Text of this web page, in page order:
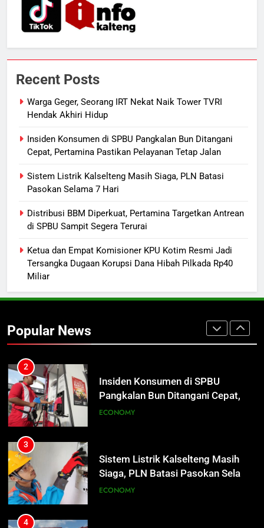
Recent Posts
Warga Geger, Seorang IRT Nekat Naik Tower TVRI
Hendak Akhiri Hidup
Insiden Konsumen di SPBU Pangkalan Bun Ditangani
Cepat, Pertamina Pastikan Pelayanan Tetap Jalan
Sistem Listrik Kalselteng Masih Siaga, PLN Batasi
Pasokan Selama 7 Hari
Distribusi BBM Diperkuat, Pertamina Targetkan Antrean
di SPBU Sampit Segera Terurai
Ketua dan Empat Komisioner KPU Kotim Resmi Jadi
Tersangka Dugaan Korupsi Dana Hibah Pilkada Rp40
Miliar
Popular News
Segera Tuntaskan Pemadaman
Listrik di Kalsel-Teng
NUSANTARA
Warga Indonesia, Ada Uzumaki, D.
Luffy, Shinchan, hingga Doraemon
NUSANTARA
8
Tak Ada Lagi Pajak Terlewat, GIS
ECONOMY
1
Warga Geger, Seorang IRT Nekat
Hidup
Insiden Konsumen di SPBU
Pangkalan Bun Ditangani Cepat,
Pertamina Pastikan Pelayanan
Tetap Jalan
3
Sistem Listrik Kalselteng Masih
Siaga, PLN Batasi Pasokan Selama
7 Hari
ECONOMY
4
Distribusi BBM Diperkuat,
Pertamina Targetkan Antrean di
SPBU Sampit Segera Terurai
ECONOMY
5